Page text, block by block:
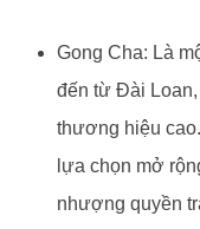
Gong Cha: Là
đến từ Đài
thương hiệu
lựa chọn mở
nhượng quyền